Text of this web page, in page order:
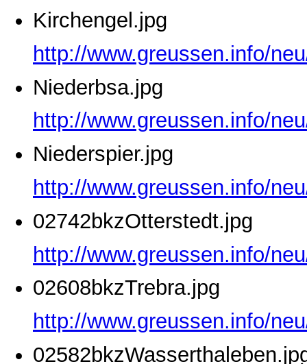
Kirchengel.jpg
http://www.greussen.info/
Niederbsa.jpg
http://www.greussen.info/
Niederspier.jpg
http://www.greussen.info/
02742bkzOtterstedt.jpg
http://www.greussen.info/
02608bkzTrebra.jpg
http://www.greussen.info/